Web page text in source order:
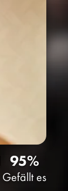
95%
Gefällt es